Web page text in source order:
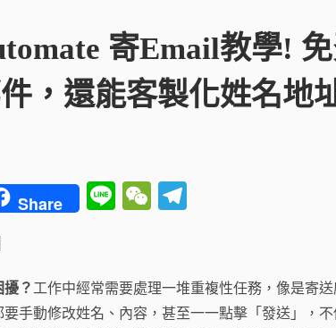
寄Email教學!
，還能客製化姓名地
Share
Li
W
ha
t
a
m
？ 工作中經常需要處理一堆重複性任務，像是寄
手動修改姓名、內容，甚至一一點擊「發送」，